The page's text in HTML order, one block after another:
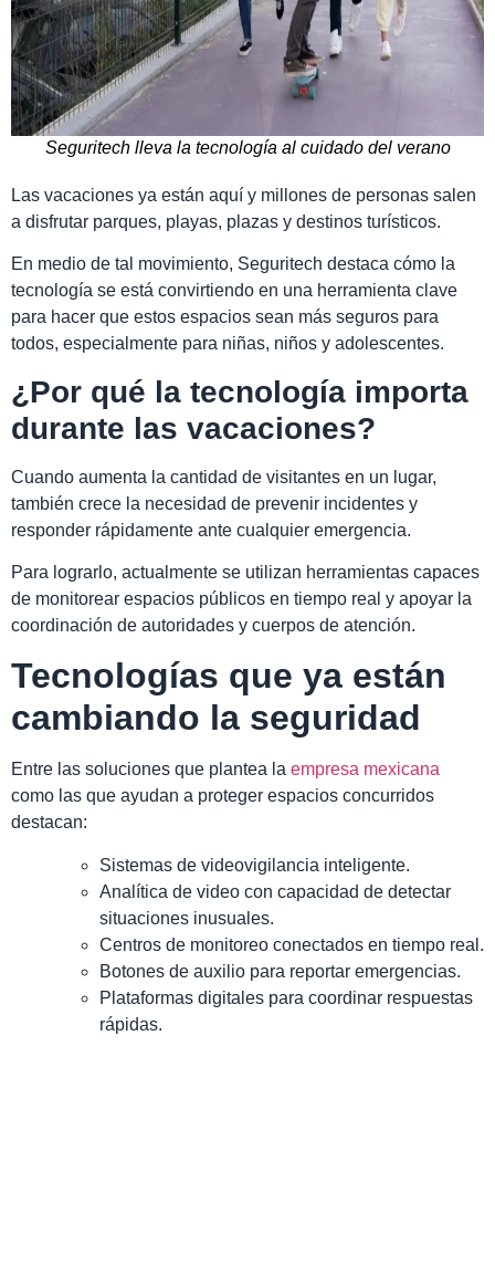
Seguritech lleva la tecnología al cuidado del verano
Las vacaciones ya están aquí y millones de personas salen
a disfrutar parques, playas, plazas y destinos turísticos.
En medio de tal movimiento, Seguritech destaca cómo la
tecnología se está convirtiendo en una herramienta clave
para hacer que estos espacios sean más seguros para
todos, especialmente para niñas, niños y adolescentes.
¿Por qué la tecnología importa
durante las vacaciones?
Cuando aumenta la cantidad de visitantes en un lugar,
también crece la necesidad de prevenir incidentes y
responder rápidamente ante cualquier emergencia.
Para lograrlo, actualmente se utilizan herramientas capaces
de monitorear espacios públicos en tiempo real y apoyar la
coordinación de autoridades y cuerpos de atención.
Tecnologías que ya están
cambiando la seguridad
Entre las soluciones que plantea la empresa mexicana
como las que ayudan a proteger espacios concurridos
destacan:
Sistemas de videovigilancia inteligente.
Analítica de video con capacidad de detectar
situaciones inusuales.
Centros de monitoreo conectados en tiempo real.
Botones de auxilio para reportar emergencias.
Plataformas digitales para coordinar respuestas
rápidas.